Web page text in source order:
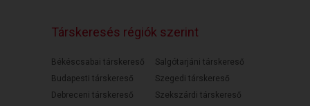
Társkeresés régiók szerint
Békéscsabai társkereső
Budapesti társkereső
Debreceni társkereső
Salgótarjáni társkereső
Szegedi társkereső
Szekszárdi társkereső